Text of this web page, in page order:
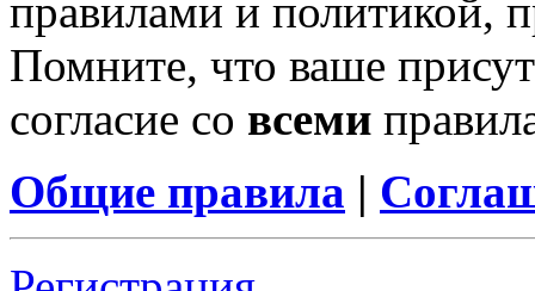
правилами и политикой,
Помните, что ваше
согласие со всеми
Общие правила |